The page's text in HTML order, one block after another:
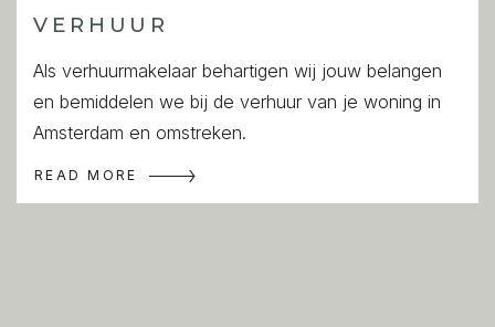
VERHUUR
Als verhuurmakelaar behartigen wij jouw belangen
en bemiddelen we bij de verhuur van je woning in
Amsterdam en omstreken.
READ MORE